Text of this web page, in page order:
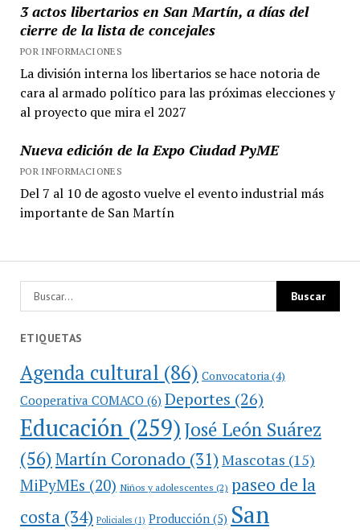
3 actos libertarios en San Martín, a días del
cierre de la lista de concejales
POR INFORMACIONES
La división interna los libertarios se hace notoria de
cara al armado político para las próximas elecciones y
al proyecto que mira el 2027
Nueva edición de la Expo Ciudad PyME
POR INFORMACIONES
Del 7 al 10 de agosto vuelve el evento industrial más
importante de San Martín
ETIQUETAS
Agenda cultural (86) Convocatoria (4)
Cooperativa COMACO(6) Deportes (26)
Educación(259)José León Suárez
(56)Martín Coronado (31) Mascotas (15)
MiPyMEs (20) Niños y adolescentes (2) paseo de la
costa(34) Policiales(1) Producción(5) San